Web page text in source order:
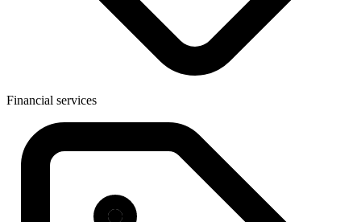
Financial services